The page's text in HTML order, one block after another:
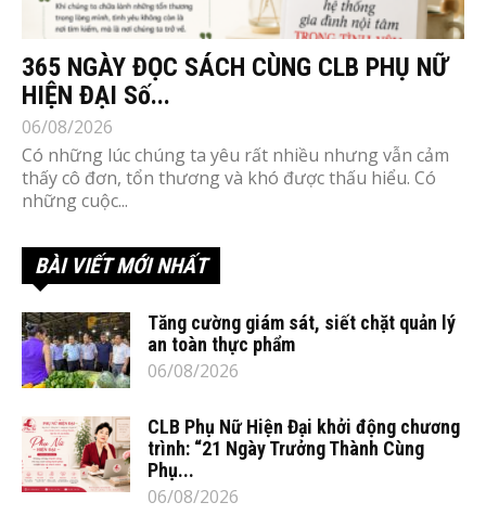
365 NGÀY ĐỌC SÁCH CÙNG CLB PHỤ NỮ
HIỆN ĐẠI Số...
06/08/2026
Có những lúc chúng ta yêu rất nhiều nhưng vẫn cảm
thấy cô đơn, tổn thương và khó được thấu hiểu. Có
những cuộc...
BÀI VIẾT MỚI NHẤT
Tăng cường giám sát, siết chặt quản lý
an toàn thực phẩm
06/08/2026
CLB Phụ Nữ Hiện Đại khởi động chương
trình: “21 Ngày Trưởng Thành Cùng
Phụ...
06/08/2026